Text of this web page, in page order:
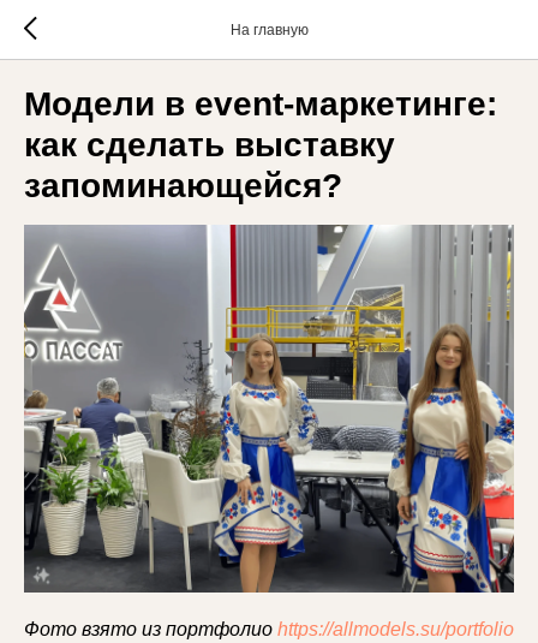
На главную
Модели в event-маркетинге:
как сделать выставку
запоминающейся?
Фото взято из портфолио https://allmodels.su/portfolio